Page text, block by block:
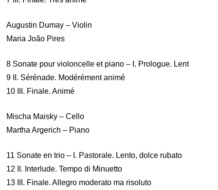
Augustin Dumay – Violin
Maria João Pires
8 Sonate pour violoncelle et piano – I. Prologue. Lent
9 II. Sérénade. Modérément animé
10 III. Finale. Animé
Mischa Maisky – Cello
Martha Argerich – Piano
11 Sonate en trio – I. Pastorale. Lento, dolce rubato
12 II. Interlude. Tempo di Minuetto
13 III. Finale. Allegro moderato ma risoluto